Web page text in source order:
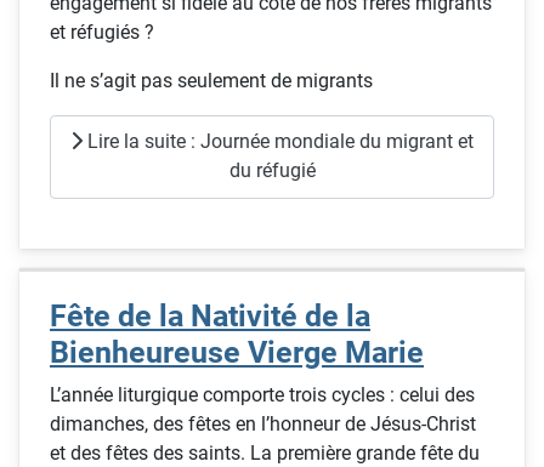
et réfugiés ?
Il ne s’agit pas seulement de migrants
Lire la suite : Journée mondiale du migrant et
du réfugié
Fête de la Nativité de la
Bienheureuse Vierge Marie
L’année liturgique comporte trois cycles : celui des
dimanches, des fêtes en l’honneur de Jésus-Christ
et des fêtes des saints. La première grande fête du